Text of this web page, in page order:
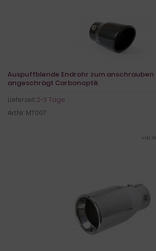
Auspuffblende Endrohr zum anschrauben
angeschrägt Carbonoptik
Lieferzeit:2-3 Tage
Art.Nr: MT007
inkl.